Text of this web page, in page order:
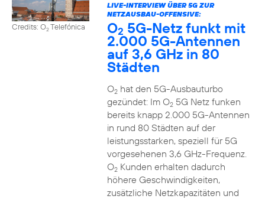
Credits: O2Telefónica
LIVE-INTERVIEW ÜBER 5G ZUR
NETZAUSBAU-OFFENSIVE:
O2 5G-Netz funkt mit
2.000 5G-Antennen
auf 3,6 GHz in 80
Städten
O2hat den 5G-Ausbauturbo
gezündet: Im O25G Netz funken
bereits knapp 2.000 5G-Antennen
in rund 80 Städten auf der
leistungsstarken, speziell für 5G
vorgesehenen 3,6 GHz-Frequenz.
O2Kunden erhalten dadurch
höhere Geschwindigkeiten,
zusätzliche Netzkapazitäten und